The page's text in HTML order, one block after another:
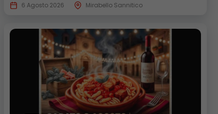
6 Agosto 2026 Mirabello Sannitico